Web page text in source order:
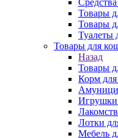
Товары
Товары
Туалеты
Товары для
Назад
Товары
Корм
Игрушки
Лотки
Мебель